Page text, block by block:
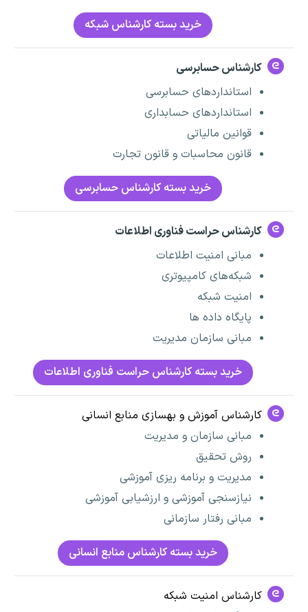
خرید بسته کارشناس شبکه
کارشناس حسابرسی
استانداردهای حسابرسی
استانداردهای حسابداری
قوانین مالیاتی
قانون محاسبات و قانون تجارت
خرید بسته کارشناس حسابرسی
کارشناس حراست فناوری اطلاعات
مبانی امنیت اطلاعات
شبکه‌های کامپیوتری
امنیت شبکه
پایگاه داده ها
مبانی سازمان مدیریت
خرید بسته کارشناس حراست فناوری اطلاعات
کارشناس آموزش و بهسازی منابع انسانی
مبانی سازمان و مدیریت
روش تحقیق
مدیریت و برنامه ریزی آموزشی
نیازسنجی آموزشی و ارزشیابی آموزشی
مبانی رفتار سازمانی
خرید بسته کارشناس منابع انسانی
کارشناس امنیت شبکه